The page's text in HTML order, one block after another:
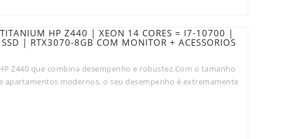
HP Z440 | XEON 14 CORES = I7-10700 |
| RTX3070-8GB COM MONITOR + ACESSORIOS
Z440 que combina desempenho e robustez.Com o tamanho
apartamentos modernos, o seu desempenho é extremamente